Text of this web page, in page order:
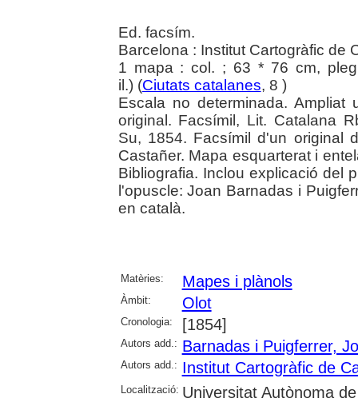
Ed. facsím.
Barcelona : Institut Cartogràfic de
1 mapa : col. ; 63 * 76 cm,
il.) (Ciutats catalanes, 8 )
Escala no determinada.
original. Facsímil, Lit. Catalana
Su, 1854. Facsímil d'un original
Castañer. Mapa esquarterat i
Bibliografia. Inclou explicació del
l'opuscle: Joan Barnadas i
en català.
Matèries: Mapes i plànols
Àmbit: Olot
Cronologia: [1854]
Autors add.: Barnadas i Puigferrer,
Autors add.: Institut Cartogràfic de
Localització: Universitat Autònoma